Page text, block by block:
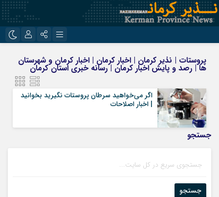
روبیکا
ایتا
رمز عبور
مرا به خاطر بسپار
پروستات | نذیر کرمان | اخبار کرمان | اخبار کرمان و شهرستان
ها | رصد و پایش اخبار کرمان | رسانه خبری استان کرمان
اگر می‌خواهید سرطان پروستات نگیرید بخوانید
| اخبار اصلاحات
جستجو
جستجو